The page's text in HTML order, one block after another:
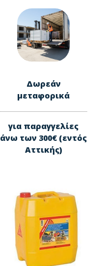
Δωρεάν
μεταφορικά
για παραγγελίες
άνω των 300€ (εντός
Αττικής)